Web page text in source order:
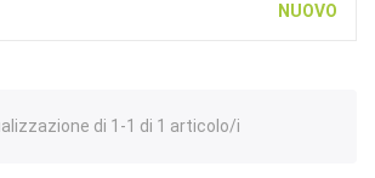
NUOVO
di 1-1 di 1 articolo/i